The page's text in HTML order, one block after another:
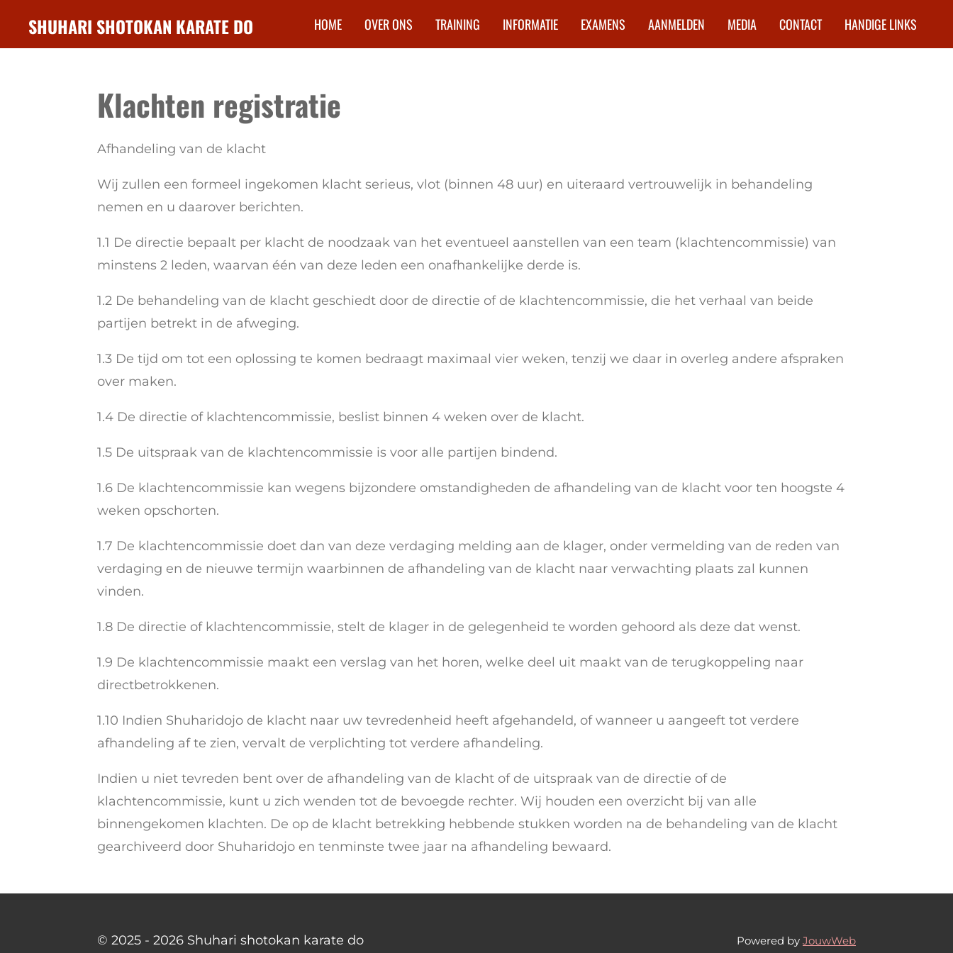
SHUHARI SHOTOKAN KARATE DO HOME OVER ONS TRAINING INFORMATIE EXAMENS AANMELDEN MEDIA CONTACT HANDIGE LINKS
Klachten registratie
Afhandeling van de klacht
Wij zullen een formeel ingekomen klacht serieus, vlot (binnen 48 uur) en uiteraard vertrouwelijk in behandeling
nemen en u daarover berichten.
1.1 De directie bepaalt per klacht de noodzaak van het eventueel aanstellen van een team (klachtencommissie) van
minstens 2 leden, waarvan één van deze leden een onafhankelijke derde is.
1.2 De behandeling van de klacht geschiedt door de directie of de klachtencommissie, die het verhaal van beide
partijen betrekt in de afweging.
1.3 De tijd om tot een oplossing te komen bedraagt maximaal vier weken, tenzij we daar in overleg andere afspraken
over maken.
1.4 De directie of klachtencommissie, beslist binnen 4 weken over de klacht.
1.5 De uitspraak van de klachtencommissie is voor alle partijen bindend.
1.6 De klachtencommissie kan wegens bijzondere omstandigheden de afhandeling van de klacht voor ten hoogste 4
weken opschorten.
1.7 De klachtencommissie doet dan van deze verdaging melding aan de klager, onder vermelding van de reden van
verdaging en de nieuwe termijn waarbinnen de afhandeling van de klacht naar verwachting plaats zal kunnen
vinden.
1.8 De directie of klachtencommissie, stelt de klager in de gelegenheid te worden gehoord als deze dat wenst.
1.9 De klachtencommissie maakt een verslag van het horen, welke deel uit maakt van de terugkoppeling naar
directbetrokkenen.
1.10 Indien Shuharidojo de klacht naar uw tevredenheid heeft afgehandeld, of wanneer u aangeeft tot verdere
afhandeling af te zien, vervalt de verplichting tot verdere afhandeling.
Indien u niet tevreden bent over de afhandeling van de klacht of de uitspraak van de directie of de
klachtencommissie, kunt u zich wenden tot de bevoegde rechter. Wij houden een overzicht bij van alle
binnengekomen klachten. De op de klacht betrekking hebbende stukken worden na de behandeling van de klacht
gearchiveerd door Shuharidojo en tenminste twee jaar na afhandeling bewaard.
© 2025 - 2026 Shuhari shotokan karate do Powered by JouwWeb